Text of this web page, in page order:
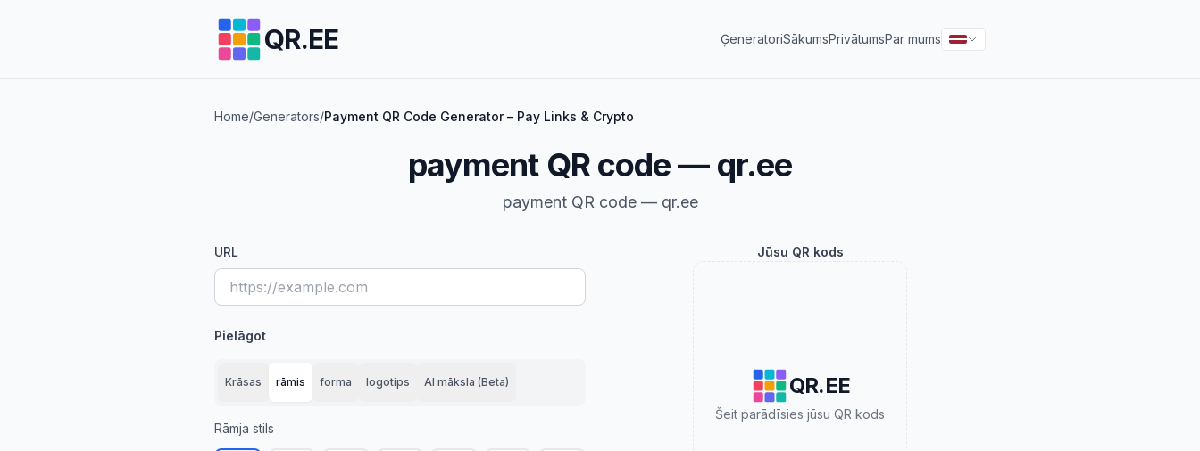
QR.EE ĢeneratoriSākumsPrivātumsPar mums
Home/Generators/Payment QR Code Generator – Pay Links & Crypto
payment QR code — qr.ee
payment QR code — qr.ee
URL
Pielāgot
Krāsas rāmis forma logotips AI māksla (Beta)
Rāmja stils
Jūsu QR kods
QR.EE
Šeit parādīsies jūsu QR kods